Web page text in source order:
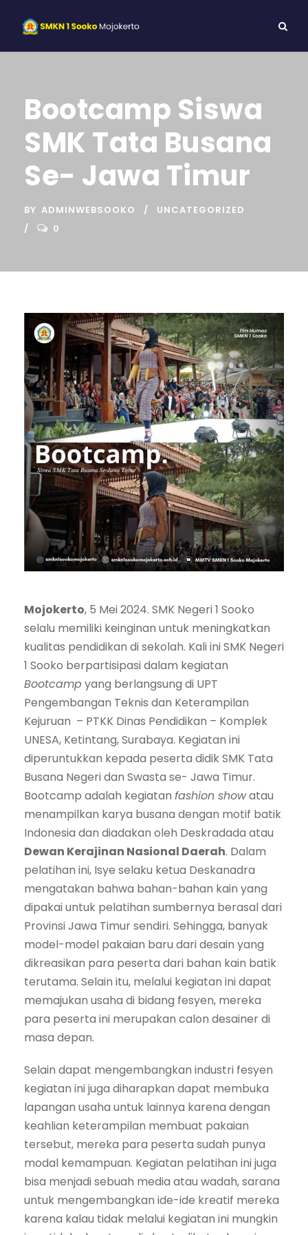
Bootcamp Siswa
SMK Tata Busana
Se- Jawa Timur
BY ADMINWEBSOOKO
UNCATEGORIZED
0
Mojokerto, 5 Mei 2024. SMK Negeri 1 Sooko
selalu memiliki keinginan untuk meningkatkan
kualitas pendidikan di sekolah. Kali ini SMK Negeri
1 Sooko berpartisipasi dalam kegiatan
Bootcampyang berlangsung di UPT
Pengembangan Teknis dan Keterampilan
Kejuruan – PTKK Dinas Pendidikan – Komplek
UNESA, Ketintang, Surabaya. Kegiatan ini
diperuntukkan kepada peserta didik SMK Tata
Busana Negeri dan Swasta se- Jawa Timur.
Bootcamp adalah kegiatan fashion showatau
menampilkan karya busana dengan motif batik
Indonesia dan diadakan oleh Deskradada atau
Dewan Kerajinan Nasional Daerah. Dalam
pelatihan ini, Isye selaku ketua Deskanadra
mengatakan bahwa bahan-bahan kain yang
dipakai untuk pelatihan sumbernya berasal dari
Provinsi Jawa Timur sendiri. Sehingga, banyak
model-model pakaian baru dari desain yang
dikreasikan para peserta dari bahan kain batik
terutama. Selain itu, melalui kegiatan ini dapat
memajukan usaha di bidang fesyen, mereka
para peserta ini merupakan calon desainer di
masa depan.
Selain dapat mengembangkan industri fesyen
kegiatan ini juga diharapkan dapat membuka
lapangan usaha untuk lainnya karena dengan
keahlian keterampilan membuat pakaian
tersebut, mereka para peserta sudah punya
modal kemampuan. Kegiatan pelatihan ini juga
bisa menjadi sebuah media atau wadah, sarana
untuk mengembangkan ide-ide kreatif mereka
karena kalau tidak melalui kegiatan ini mungkin